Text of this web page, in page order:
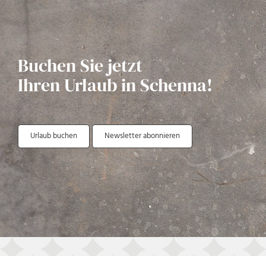
Buchen Sie jetzt
Ihren Urlaub in Schenna!
Urlaub buchen Newsletter abonnieren